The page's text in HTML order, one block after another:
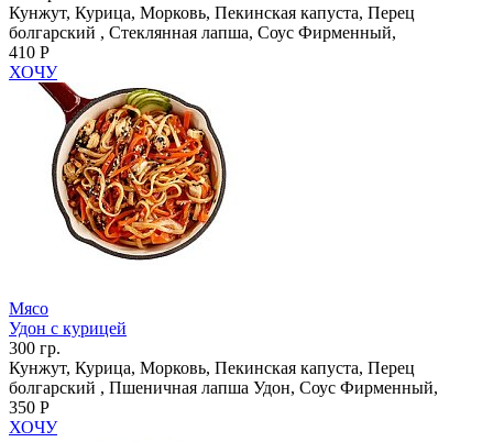
Кунжут, Курица, Морковь, Пекинская капуста, Перец
болгарский , Стеклянная лапша, Соус Фирменный,
410 Р
ХОЧУ
Мясо
Удон с курицей
300 гр.
Кунжут, Курица, Морковь, Пекинская капуста, Перец
болгарский , Пшеничная лапша Удон, Соус Фирменный,
350 Р
ХОЧУ